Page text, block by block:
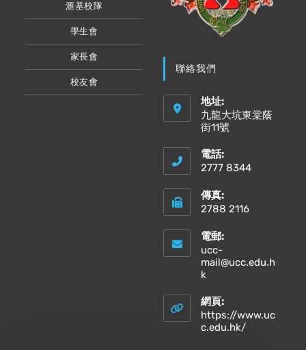
滙基校隊
學生會
家長會
校友會
聯絡我們
地址:
九龍大坑東棠蔭
街11號
電話:
2777 8344
傳真:
2788 2116
電郵:
ucc-
mail@ucc.edu.h
k
your
application
網頁:
https://www.uc
c.edu.hk/Opens